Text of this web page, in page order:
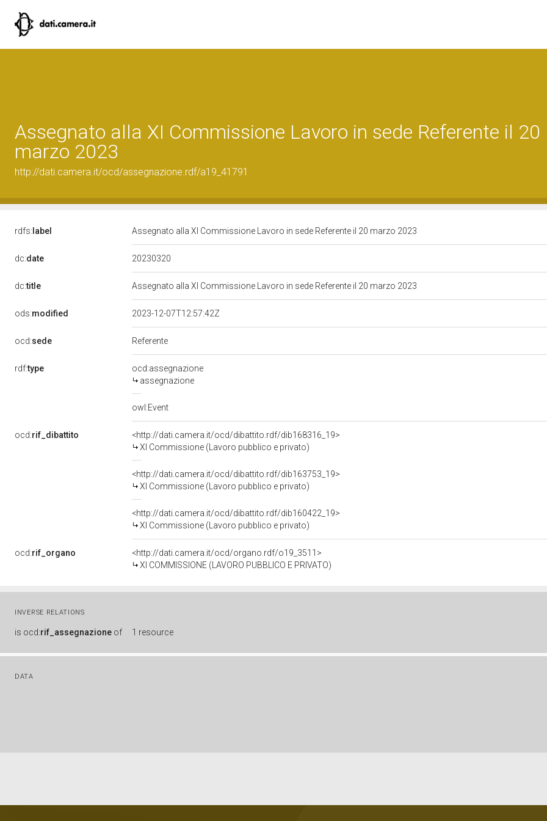
Assegnato alla XI Commissione Lavoro in sede Referente il 20
marzo 2023
http://dati.camera.it/ocd/assegnazione.rdf/a19_41791
rdfs: label Assegnato alla XI Commissione Lavoro in sede Referente il 20 marzo 2023
dc:date 20230320
dc:title Assegnato alla XI Commissione Lavoro in sede Referente il 20 marzo 2023
ods:modified 2023-12-07T12:57:42Z
ocd:sede Referente
rdf:type
ocd:assegnazione
assegnazione
owl:Event
ocd:rif_dibattito
<http://dati.camera.it/ocd/dibattito.rdf/dib168316_19>
XI Commissione (Lavoro pubblico e privato)
<http://dati.camera.it/ocd/dibattito.rdf/dib163753_19>
XI Commissione (Lavoro pubblico e privato)
<http://dati.camera.it/ocd/dibattito.rdf/dib160422_19>
XI Commissione (Lavoro pubblico e privato)
ocd:rif_organo
<http://dati.camera.it/ocd/organo.rdf/o19_3511>
XI COMMISSIONE (LAVORO PUBBLICO E PRIVATO)
INVERSE RELATIONS
is ocd:rif_assegnazione of 1 resource
DATA